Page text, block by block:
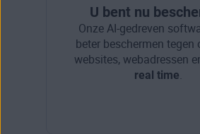
U bent nu
Onze AI-gedreven
beter beschermen tegen
websites, webadressen
real time